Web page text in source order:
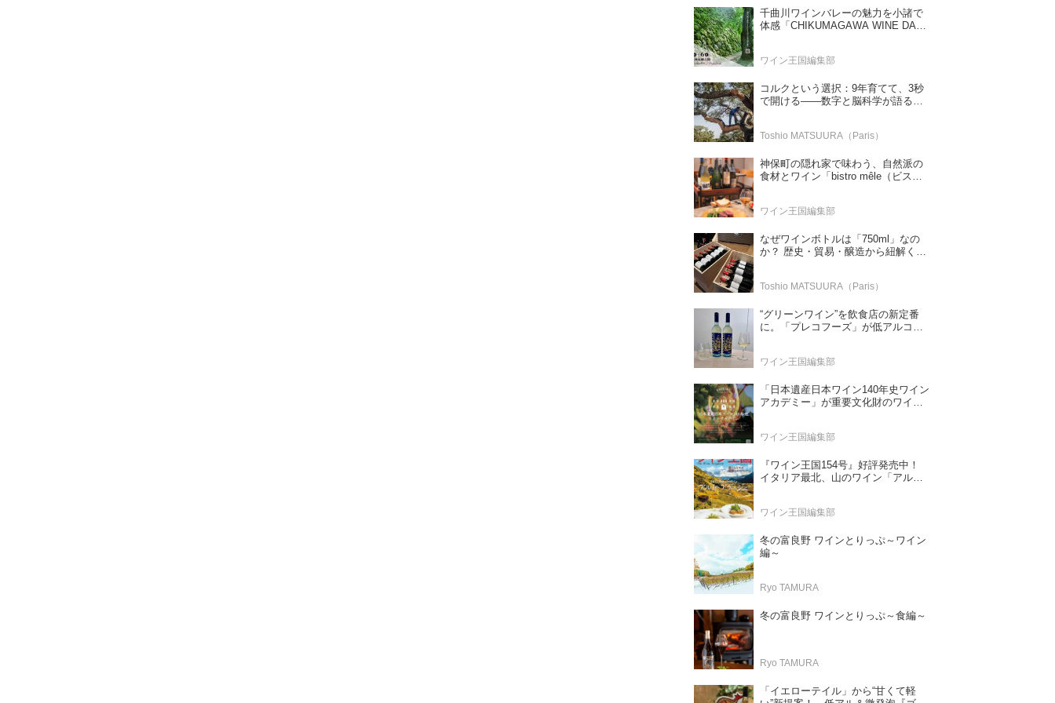
千曲川ワインバレーの魅力を小諸で
体感「CHIKUMAGAWA WINE DAYS
ワイン王国編集部
コルクという選択：9年育てて、3秒
で開ける——数字と脳科学が語る栓
Toshio MATSUURA（Paris）
神保町の隠れ家で味わう、自然派の
食材とワイン「bistro mêle（ビスト
ワイン王国編集部
なぜワインボトルは「750ml」なの
か？ 歴史・貿易・醸造から紐解く4
Toshio MATSUURA（Paris）
“グリーンワイン”を飲食店の新定番
に。「プレコフーズ」が低アルコー
ワイン王国編集部
「日本遺産日本ワイン140年史ワイン
アカデミー」が重要文化財のワイナ
ワイン王国編集部
『ワイン王国154号』好評発売中！
イタリア最北、山のワイン「アル
特集「この夏の主役！ ナチュラルな
ワイン王国編集部
冬の富良野 ワインとりっぷ～ワイン
編～
Ryo TAMURA
冬の富良野 ワインとりっぷ～食編～
Ryo TAMURA
「イエローテイル」から“甘くて軽